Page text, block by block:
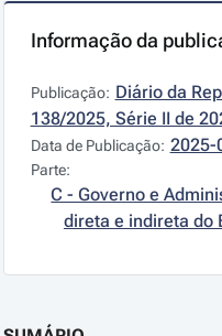
Informação da
Publicação: Diário da
138/2025, Série II de
Data de Publicação: 2025-
Parte:
C - Governo e
direta e indireta do